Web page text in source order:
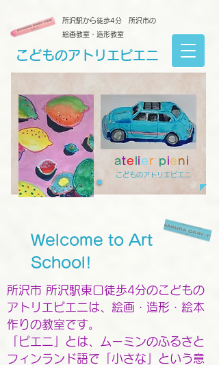
ate ier pieni
こどものアトリエピエニ
所沢駅から徒歩4分 所沢市の
絵画教室・造形教室
こどものアトリエピエニ
Welcome to Art
School!
所沢市 所沢駅東口徒歩4分のこどもの
アトリエピエニは、絵画・造形・絵本
作りの教室です。
「ピエニ」とは、ムーミンのふるさと
フィンランド語で「小さな」という意